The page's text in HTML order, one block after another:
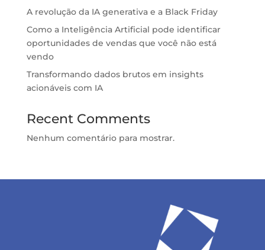
A revolução da IA generativa e a Black Friday
Como a Inteligência Artificial pode identificar
oportunidades de vendas que você não está
vendo
Transformando dados brutos em insights
acionáveis com IA
Recent Comments
Nenhum comentário para mostrar.